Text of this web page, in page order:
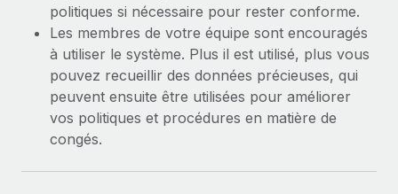
politiques si nécessaire pour rester conforme.
Les membres de votre équipe sont encouragés
à utiliser le système. Plus il est utilisé, plus vous
pouvez recueillir des données précieuses, qui
peuvent ensuite être utilisées pour améliorer
vos politiques et procédures en matière de
congés.